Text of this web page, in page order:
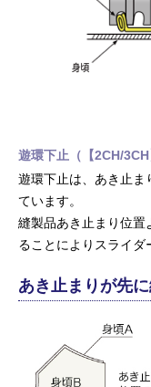
遊環下止（【2CH/3CH
遊環下止は、あき止ま
ています。
縫製品あき止まり位置
ることによりスライダ
あき止まりが先